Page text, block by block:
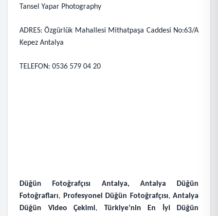
Tansel Yapar Photography
ADRES: Özgürlük Mahallesi Mithatpaşa Caddesi No:63/A
Kepez Antalya
TELEFON: 0536 579 04 20
Düğün Fotoğrafçısı Antalya,
Antalya Düğün
Fotoğrafları, Profesyonel Düğün Fotoğrafçısı, Antalya
Düğün Video Çekimi, Türkiye’nin En İyi Düğün